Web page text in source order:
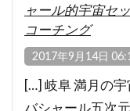
ャール的宇宙セ
コーチング
2017年9月14日
[…] 岐阜 満月の
バシャール五次